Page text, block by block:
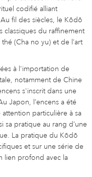
codifié alliant
fil des siècles, le Kōdō
classiques du raffinement
(Cha no yu) et de l’art
à l'importation de
notamment de Chine
s'inscrit dans une
Japon, l’encens a été
particulière à sa
sa pratique au rang d’une
La pratique du Kōdō
et sur une série de
lien profond avec la